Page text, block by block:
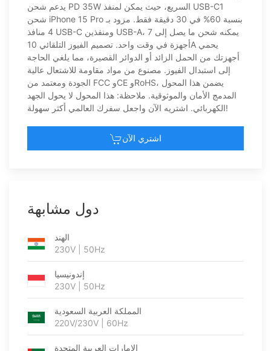
يدعم شحن PD 35W السريع، حيث يمكن لمنفذ USB-C1
شحن iPhone 15 Pro بنسبة 60% في 30 دقيقة فقط. مزود بـ
4 منافذ USB-C ومنفذين USB-A، يمكنه شحن ما يصل إلى 7
أجهزة في وقت واحد. تصميم الفيوز التلقائي 10A يحمي
أجهزتك من الحمل الزائد أو الدوائر القصيرة، مما يلغي الحاجة
إلى استبدال الفيوز. مصنوع من مواد مقاومة للاشتعال عالية
الجودة ومعتمد من FCC وCE وRoHS، يضمن هذا المحول
المدمج الأمان والموثوقية. ملاحظة: هذا المحول لا يحول الجهد
الكهربائي. اشتريه الآن واجعل سفرك العالمي أكثر سهولة!
اشتري الآن
دول مشابهة
الهند
230V | 50Hz
إندونيسيا
230V | 50Hz
المملكة العربية السعودية
220V/230V | 60Hz
الإمارات العربية المتحدة